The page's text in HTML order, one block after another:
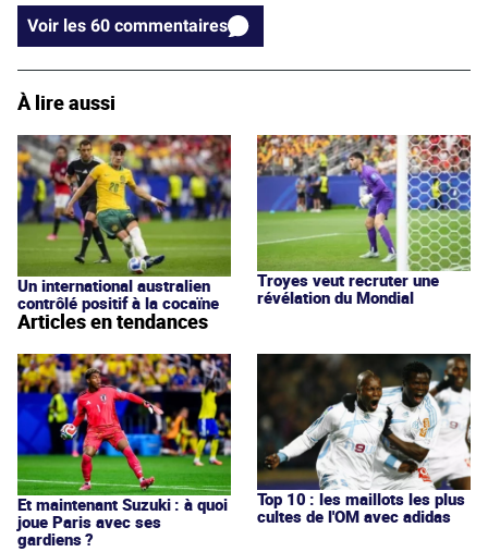
Voir les 60 commentaires
À lire aussi
Un international australien
contrôlé positif à la cocaïne
Troyes veut recruter une
révélation du Mondial
Articles en tendances
Et maintenant Suzuki : à quoi
joue Paris avec ses
gardiens ?
Top 10 : les maillots les plus
cultes de l'OM avec adidas